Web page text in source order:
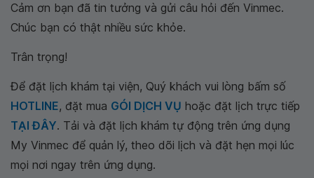
Cảm ơn bạn đã tin tưởng và gửi câu hỏi đến Vinmec.
Chúc bạn có thật nhiều sức khỏe.
Trân trọng!
Để đặt lịch khám tại viện, Quý khách vui lòng bấm số
HOTLINE, đặt mua GÓI DỊCH VỤ hoặc đặt lịch trực tiếp
TẠI ĐÂY. Tải và đặt lịch khám tự động trên ứng dụng
My Vinmec để quản lý, theo dõi lịch và đặt hẹn mọi lúc
mọi nơi ngay trên ứng dụng.